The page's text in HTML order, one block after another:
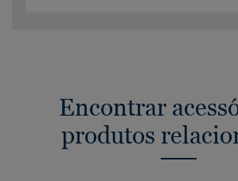
Encontrar
produtos